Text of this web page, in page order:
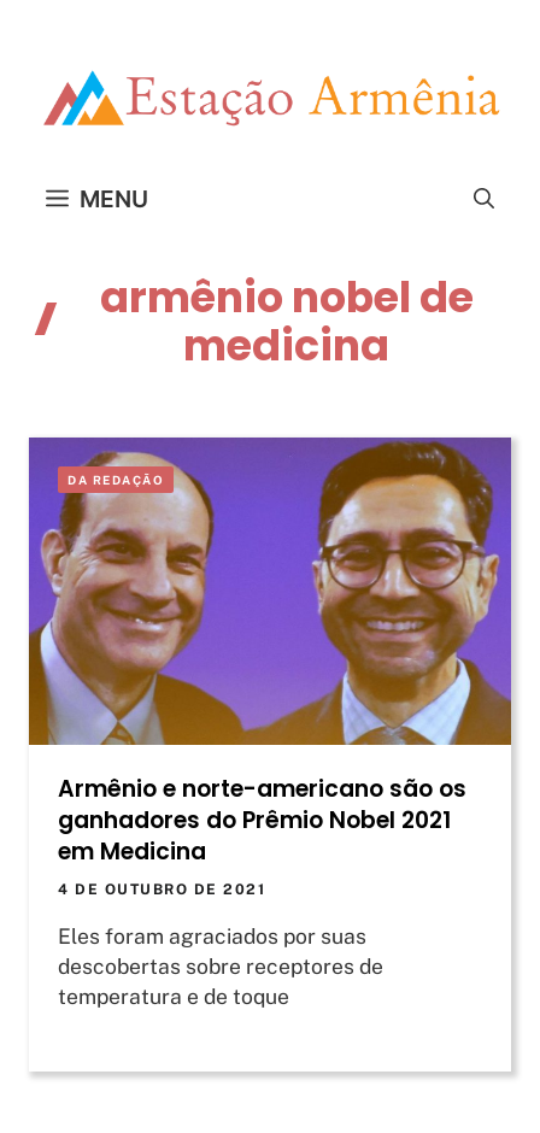
MENU
armênio nobel de
medicina
DA REDAÇÃO
Armênio e norte-americano são os
ganhadores do Prêmio Nobel 2021
em Medicina
4 DE OUTUBRO DE 2021
Eles foram agraciados por suas
descobertas sobre receptores de
temperatura e de toque